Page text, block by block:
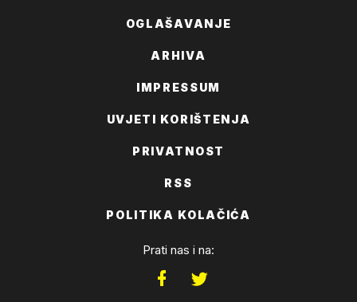
OGLAŠAVANJE
ARHIVA
IMPRESSUM
UVJETI KORIŠTENJA
PRIVATNOST
RSS
POLITIKA KOLAČIĆA
Prati nas i na: